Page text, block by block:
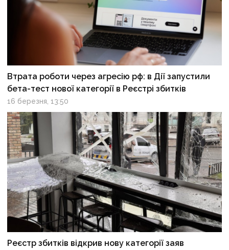
Втрата роботи через агресію рф: в Дії запустили
бета-тест нової категорії в Реєстрі збитків
16 березня, 13:50
Реєстр збитків відкрив нову категорії заяв